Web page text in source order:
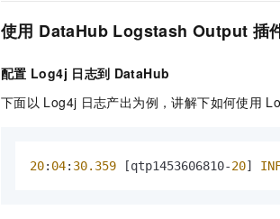
使用 DataHub Logstash Output 插
配置 Log4j 日志到 DataHub
下面以 Log4j 日志产出为例，讲解下如何使用
20: 04: 30.359 [qtp1453606810-20]